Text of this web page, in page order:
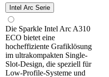
Intel Arc Serie
Die Sparkle Intel Arc A310
ECO bietet eine
hocheffiziente Grafiklösung
im ultrakompakten Single-
Slot-Design, die speziell für
Low-Profile-Systeme und